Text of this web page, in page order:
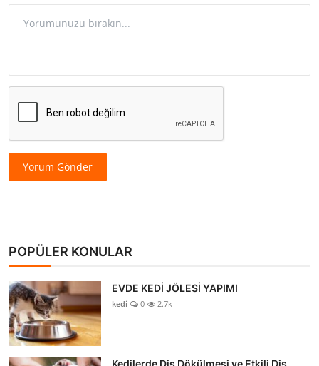
Yorum Gönder
POPÜLER KONULAR
EVDE KEDİ JÖLESİ YAPIMI
kedi 0 2.7k
Kedilerde Diş Dökülmesi ve Etkili Diş